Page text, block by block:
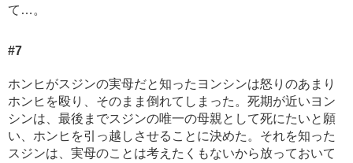
て…。
#7
ホンヒがスジンの実母だと知ったヨンシンは怒りのあまり
ホンヒを殴り、そのまま倒れてしまった。死期が近いヨン
シンは、最後までスジンの唯一の母親として死にたいと願
い、ホンヒを引っ越しさせることに決めた。それを知った
スジンは、実母のことは考えたくもないから放っておいて